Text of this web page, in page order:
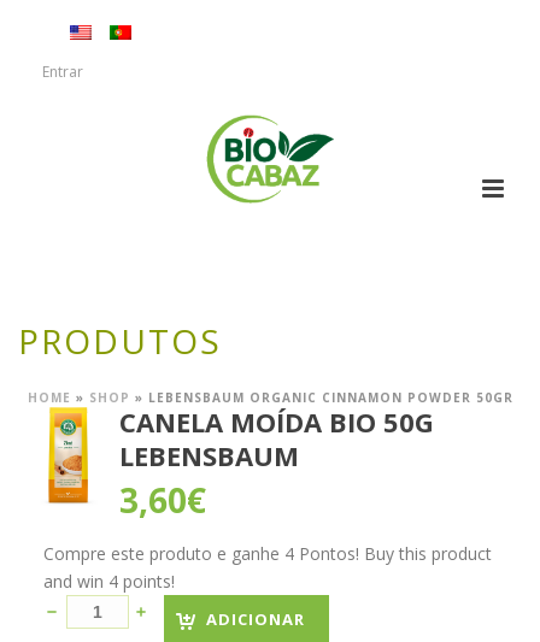
Entrar
PRODUTOS
HOME » SHOP » LEBENSBAUM ORGANIC CINNAMON POWDER 50GR
CANELA MOÍDA BIO 50G
LEBENSBAUM
3,60€
Compre este produto e ganhe 4 Pontos! Buy this product
and win 4 points!
ADICIONAR